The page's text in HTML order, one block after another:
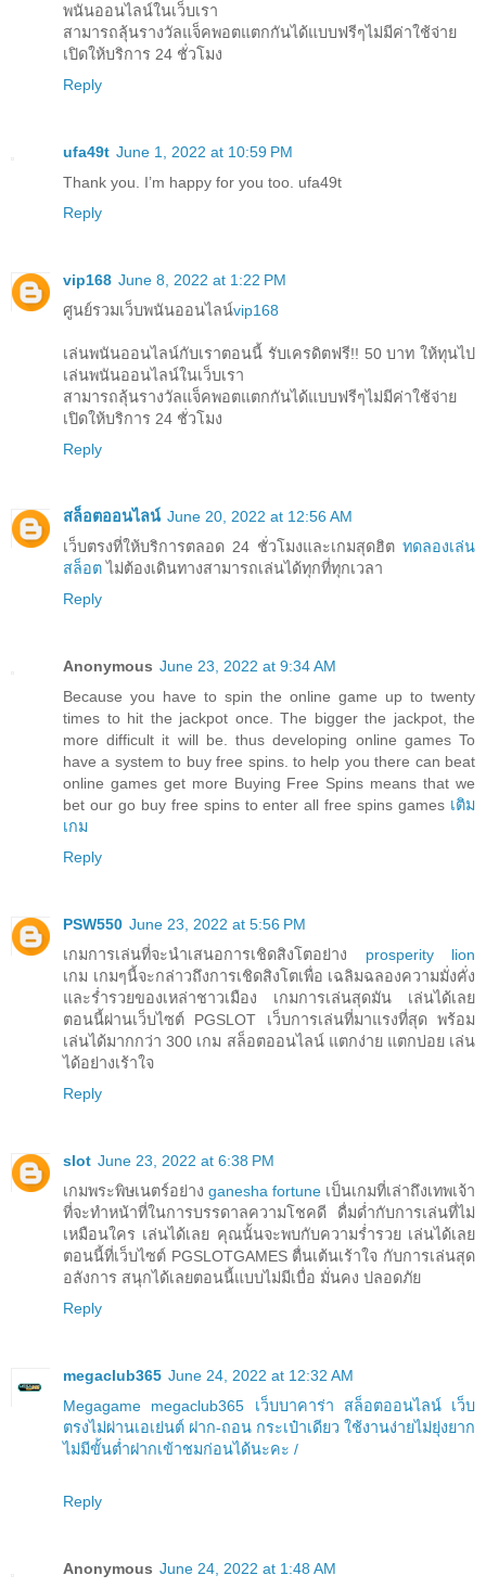
พนันออนไลน์ในเว็บเรา
สามารถลุ้นรางวัลแจ็คพอตแตกกันได้แบบฟรีๆไม่มีค่าใช้จ่าย
เปิดให้บริการ 24 ชั่วโมง
Reply
ufa49t June 1, 2022 at 10:59 PM
Thank you. I’m happy for you too. ufa49t
Reply
vip168 June 8, 2022 at 1:22 PM
ศูนย์รวมเว็บพนันออนไลน์vip168
เล่นพนันออนไลน์กับเราตอนนี้ รับเครดิตฟรี!! 50 บาท ให้ทุนไป
เล่นพนันออนไลน์ในเว็บเรา
สามารถลุ้นรางวัลแจ็คพอตแตกกันได้แบบฟรีๆไม่มีค่าใช้จ่าย
เปิดให้บริการ 24 ชั่วโมง
Reply
สล็อตออนไลน์ June 20, 2022 at 12:56 AM
เว็บตรงที่ให้บริการตลอด 24 ชั่วโมงและเกมสุดฮิต ทดลองเล่น
สล็อตไม่ต้องเดินทางสามารถเล่นได้ทุกที่ทุกเวลา
Reply
Anonymous June 23, 2022 at 9:34 AM
Because you have to spin the online game up to twenty
times to hit the jackpot once. The bigger the jackpot, the
more difficult it will be. thus developing online games To
have a system to buy free spins. to help you there can beat
online games get more Buying Free Spins means that we
bet our go buy free spins to enter all free spins games เติม
เกม
Reply
PSW550 June 23, 2022 at 5:56 PM
เกมการเล่นที่จะนำเสนอการเชิดสิงโตอย่าง prosperity lion
เกม เกมๆนี้จะกล่าวถึงการเชิดสิงโตเพื่อ เฉลิมฉลองความมั่งคั่ง
และร่ำรวยของเหล่าชาวเมือง เกมการเล่นสุดมัน เล่นได้เลย
ตอนนี้ผ่านเว็บไซต์ PGSLOT เว็บการเล่นที่มาแรงที่สุด พร้อม
เล่นได้มากกว่า 300 เกม สล็อตออนไลน์ แตกง่าย แตกบ่อย เล่น
ได้อย่างเร้าใจ
Reply
slot June 23, 2022 at 6:38 PM
เกมพระพิษเนตร์อย่าง ganesha fortune เป็นเกมที่เล่าถึงเทพเจ้า
ที่จะทำหน้าที่ในการบรรดาลความโชคดี ดื่มด่ำกับการเล่นที่ไม่
เหมือนใคร เล่นได้เลย คุณนั้นจะพบกับความร่ำรวย เล่นได้เลย
ตอนนี้ที่เว็บไซต์ PGSLOTGAMES ตื่นเต้นเร้าใจ กับการเล่นสุด
อลังการ สนุกได้เลยตอนนี้แบบไม่มีเบื่อ มั่นคง ปลอดภัย
Reply
megaclub365 June 24, 2022 at 12:32 AM
Megagame megaclub365 เว็บบาคาร่า สล็อตออนไลน์ เว็บ
ตรงไม่ผ่านเอเย่นต์ ฝาก-ถอน กระเป๋าเดียว ใช้งานง่ายไม่ยุ่งยาก
ไม่มีขั้นต่ำฝากเข้าชมก่อนได้นะคะ /
Reply
Anonymous June 24, 2022 at 1:48 AM